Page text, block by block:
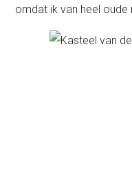
omdat ik van heel oude